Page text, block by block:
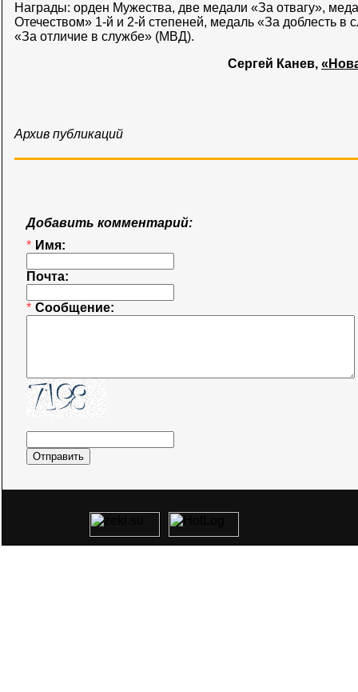
Награды: орден Мужества, две медали «За отвагу»,
Отечеством» 1-й и 2-й степеней, медаль «За доблесть
«За отличие в службе» (МВД).
Сергей Канев,
Архив публикаций
Добавить комментарий:
* Имя:
Почта:
* Сообщение: